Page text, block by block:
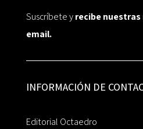
Suscríbete yrecibe
email.
INFORMACIÓN DE
Editorial Octaedro